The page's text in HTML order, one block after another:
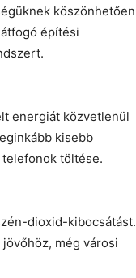
köszönhetően
építési
energiát közvetlenül
kisebb
töltése.
dioxid-kibocsátást.
még városi